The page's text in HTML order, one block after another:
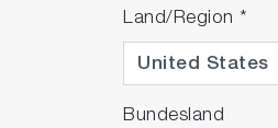
Land/Region *
Bundesland